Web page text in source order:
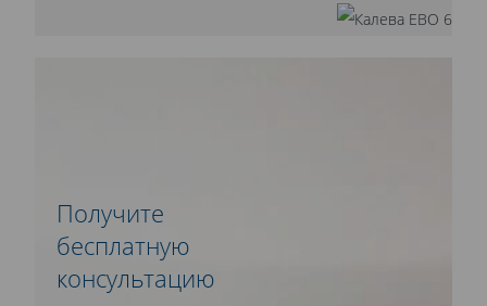
Получите
бесплатную
консультацию